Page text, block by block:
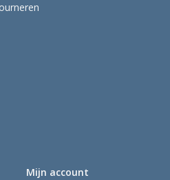
Mijn account